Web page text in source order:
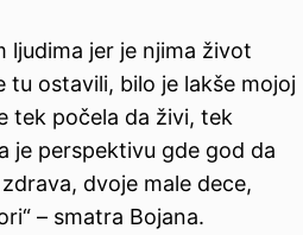
ljudima jer je njima život
tu ostavili, bilo je lakše mojoj
tek počela da živi, tek
je perspektivu gde god da
dvoje male dece,
– smatra Bojana.